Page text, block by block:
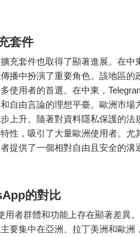
套件
充套件也取得了顯著進展。在中
播中扮演了重要角色。該地區的
使用者的首選。在中東，
自由言論的理想平臺。歐洲市場
上升。隨著對資料隱私保護的法
性，吸引了大量歐洲使用者。尤
提供了一個相對自由且安全的溝
的對比
用者群體和功能上存在顯著差異
要集中在亞洲、拉丁美洲和歐洲